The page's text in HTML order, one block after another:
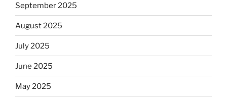
September 2025
August 2025
July 2025
June 2025
May 2025